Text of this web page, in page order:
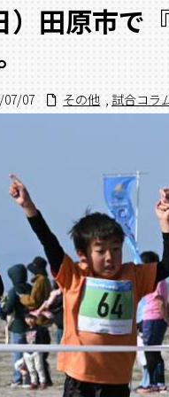
田原市で
07/07 その他 , 試合コラ